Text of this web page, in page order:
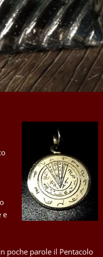
e
poche parole il Pentacolo